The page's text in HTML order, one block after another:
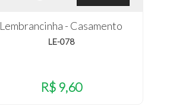
Lembrancinha - Casamento
LE-078
R$ 9,60